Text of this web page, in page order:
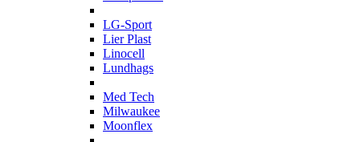
LG-Sport
Lier Plast
Linocell
Lundhags
Med Tech
Milwaukee
Moonflex